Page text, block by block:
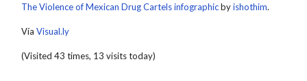
The Violence of Mexican Drug Cartels infographicbyishothim.
VíaVisual.ly
(Visited 43 times, 13 visits today)